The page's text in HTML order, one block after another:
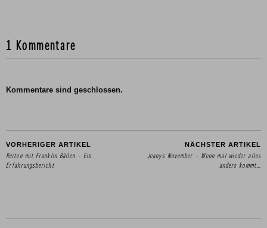
1 Kommentare
Kommentare sind geschlossen.
VORHERIGER ARTIKEL
Reiten mit Franklin Bällen – Ein
Erfahrungsbericht
NÄCHSTER ARTIKEL
Jeanys November – Wenn mal wieder alles
anders kommt…